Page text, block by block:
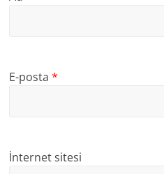
E-posta*
İnternet sitesi